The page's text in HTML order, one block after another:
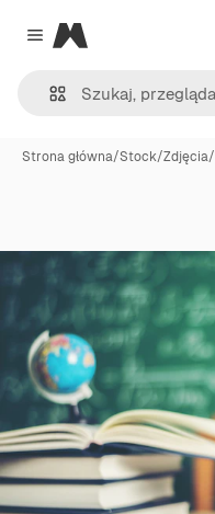
Close menu
Magnific
Strona główna/Stock/Zdjęcia/